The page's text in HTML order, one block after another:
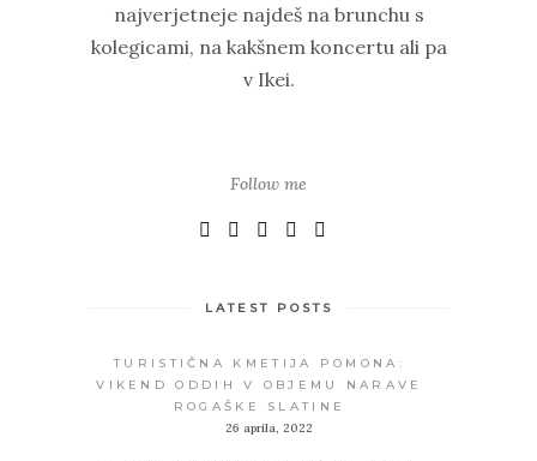
najverjetneje najdeš na brunchu s
kolegicami, na kakšnem koncertu ali pa
v Ikei.
Follow me
LATEST POSTS
TURISTIČNA KMETIJA POMONA:
VIKEND ODDIH V OBJEMU NARAVE
ROGAŠKE SLATINE
26 aprila, 2022